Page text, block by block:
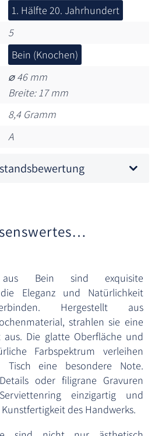
1. Hälfte 20. Jahrhundert
5
Bein (Knochen)
⌀ 46 mm
Breite: 17 mm
8,4 Gramm
A
aus Bein sind exquisite
die Eleganz und Natürlichkeit
Hergestellt aus
strahlen sie eine
aus. Die glatte Oberfläche und
Farbspektrum verleihen
Tisch eine besondere Note.
oder filigrane Gravuren
einzigartig und
des Handwerks.